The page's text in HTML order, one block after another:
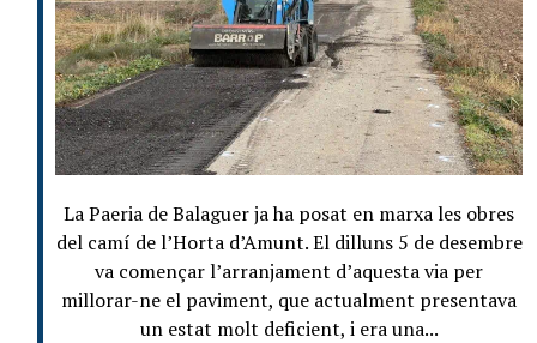
La Paeria de Balaguer ja ha posat en marxa les obres
del camí de l’Horta d’Amunt. El dilluns 5 de desembre
va començar l’arranjament d’aquesta via per
millorar-ne el paviment, que actualment presentava
un estat molt deficient, i era una...